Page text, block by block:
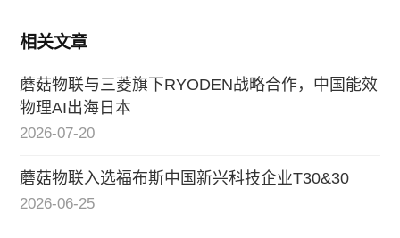
相关文章
蘑菇物联与三菱旗下RYODEN战略合作，中国能效
物理AI出海日本
2026-07-20
蘑菇物联入选福布斯中国新兴科技企业T30&30
2026-06-25